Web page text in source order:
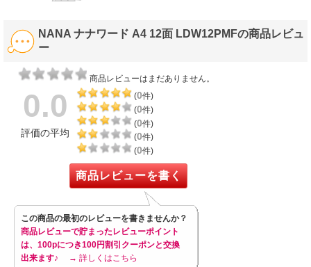
NANA ナナワード A4 12面 LDW12PMFの商品レビュ
ー
商品レビューはまだありません。
0.0
評価の平均
(0件)
(0件)
(0件)
(0件)
(0件)
商品レビューを書く
この商品の最初のレビューを書きませんか？
商品レビューで貯まったレビューポイント
は、100pにつき100円割引クーポンと交換
出来ます♪
→ 詳しくはこちら